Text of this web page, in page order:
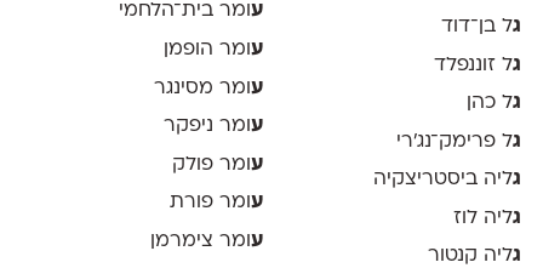
גל בן־דוד
גל זוננפלד
גל כהן
גל פרימק־נג׳רי
גליה ביסטריצקיה
גליה לוז
גליה קנטור
עומר בית־הלחמי
ע ומר הופמן
עומר מסינגר
ע ומר ניפקר
ע ומר פולק
עומר פורת
ע ומר צימרמן